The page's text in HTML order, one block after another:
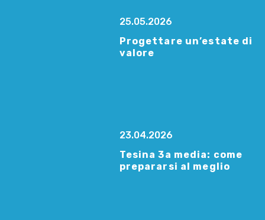
25.05.2026
Progettare un’estate di
valore
23.04.2026
Tesina 3a media: come
prepararsi al meglio